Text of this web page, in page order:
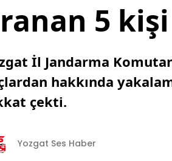
5
İl Jandarma
hakkında
çekti.
Yozgat Ses Haber